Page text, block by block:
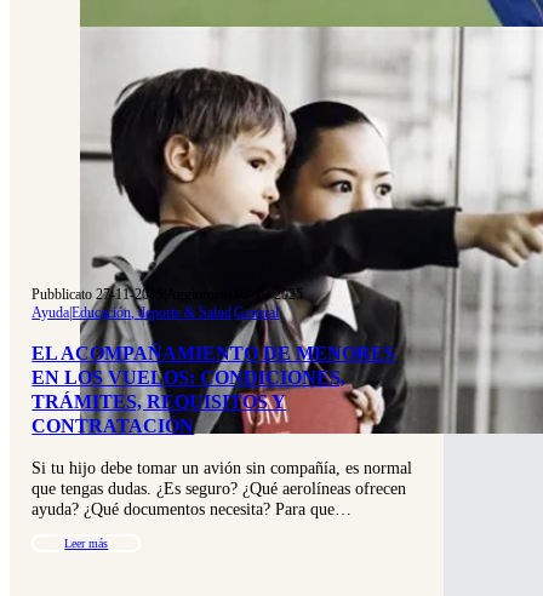
Pubblicato 27-11-2015
Aggiornato 02-10-2025
Ayuda|Educación, deporte & Salud|General
EL ACOMPAÑAMIENTO DE MENORES
EN LOS VUELOS: CONDICIONES,
TRÁMITES, REQUISITOS Y
CONTRATACIÓN
Si tu hijo debe tomar un avión sin compañía, es normal
que tengas dudas. ¿Es seguro? ¿Qué aerolíneas ofrecen
ayuda? ¿Qué documentos necesita? Para que…
Leer más